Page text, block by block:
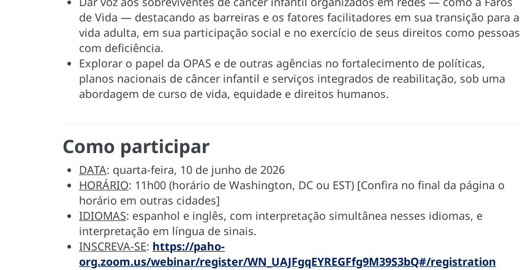
de Vida — destacando as barreiras e os fatores facilitadores em sua transição para a
vida adulta, em sua participação social e no exercício de seus direitos como pessoas
com deficiência.
Explorar o papel da OPAS e de outras agências no fortalecimento de políticas,
planos nacionais de câncer infantil e serviços integrados de reabilitação, sob uma
abordagem de curso de vida, equidade e direitos humanos.
Como participar
DATA: quarta-feira, 10 de junho de 2026
HORÁRIO: 11h00 (horário de Washington, DC ou EST) [Confira no final da página o
horário em outras cidades]
IDIOMAS: espanhol e inglês, com interpretação simultânea nesses idiomas, e
interpretação em língua de sinais.
INSCREVA-SE: https://paho-
org.zoom.us/webinar/register/WN_UAJFgqEYREGFfg9M39S3bQ#/registration